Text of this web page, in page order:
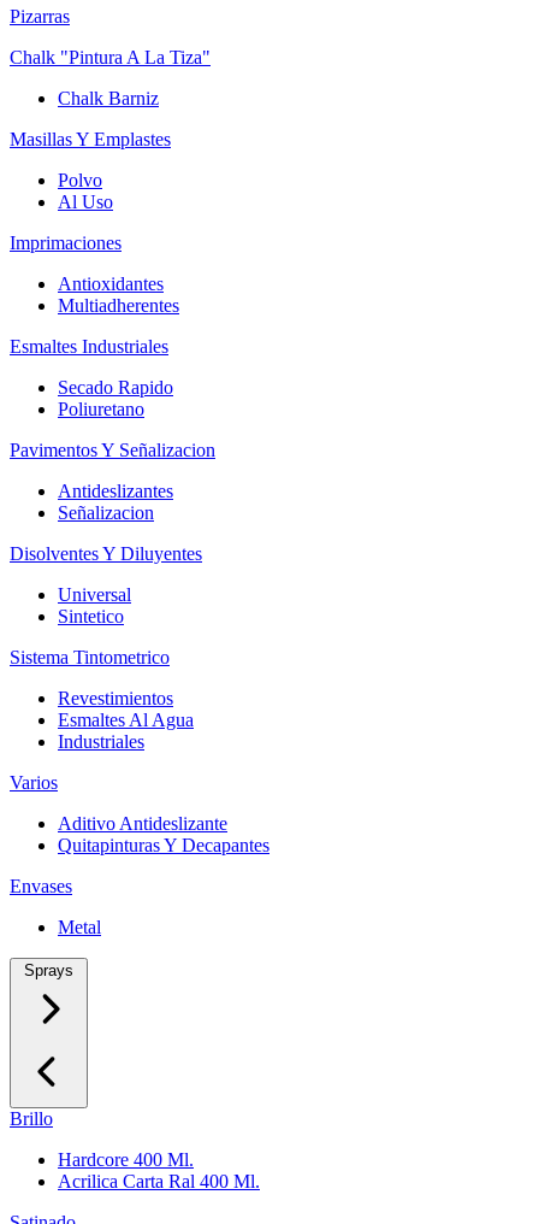
Pizarras
Chalk "Pintura A La Tiza"
Chalk Barniz
Masillas Y Emplastes
Polvo
Al Uso
Imprimaciones
Antioxidantes
Multiadherentes
Esmaltes Industriales
Secado Rapido
Poliuretano
Pavimentos Y Señalizacion
Antideslizantes
Señalizacion
Disolventes Y Diluyentes
Universal
Sintetico
Sistema Tintometrico
Revestimientos
Esmaltes Al Agua
Industriales
Varios
Aditivo Antideslizante
Quitapinturas Y Decapantes
Envases
Metal
Sprays
Brillo
Hardcore 400 Ml.
Acrilica Carta Ral 400 Ml.